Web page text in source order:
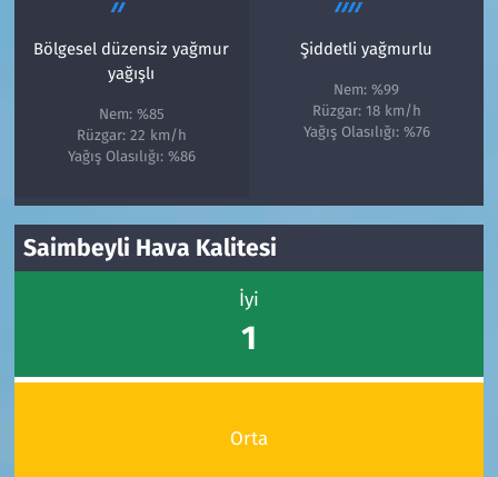
Bölgesel düzensiz yağmur
yağışlı
Nem: %85
Rüzgar: 22 km/h
Yağış Olasılığı: %86
Şiddetli yağmurlu
Nem: %99
Rüzgar: 18 km/h
Yağış Olasılığı: %76
Saimbeyli Hava Kalitesi
İyi
1
Orta